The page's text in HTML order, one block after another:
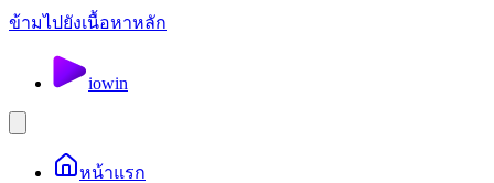
ข้ามไปยังเนื้อหาหลัก
iowin
หน้าแรก